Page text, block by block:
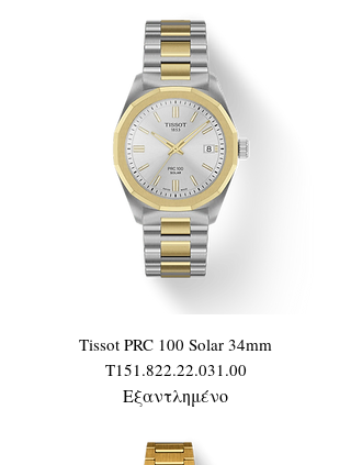
Tissot PRC 100 Solar 34mm
T151.822.22.031.00
Εξαντλημένο